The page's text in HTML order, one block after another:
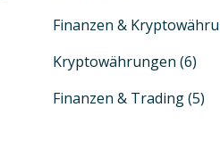
Finanzen &
Kryptowährungen (6)
Finanzen & Trading(5)